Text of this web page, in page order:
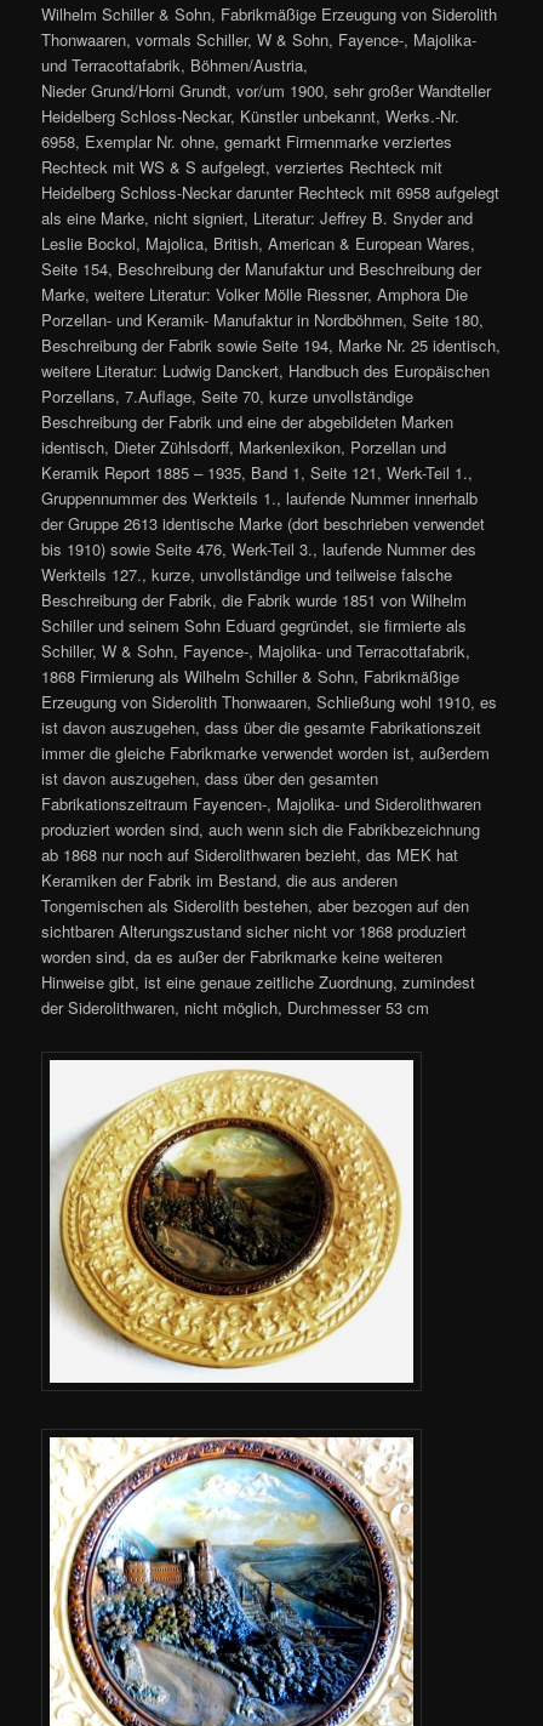
Wilhelm Schiller & Sohn, Fabrikmäßige Erzeugung von Siderolith
Thonwaaren, vormals Schiller, W & Sohn, Fayence-, Majolika-
und Terracottafabrik, Böhmen/Austria,
Nieder Grund/Horni Grundt, vor/um 1900, sehr großer Wandteller
Heidelberg Schloss-Neckar, Künstler unbekannt, Werks.-Nr.
6958, Exemplar Nr. ohne, gemarkt Firmenmarke verziertes
Rechteck mit WS & S aufgelegt, verziertes Rechteck mit
Heidelberg Schloss-Neckar darunter Rechteck mit 6958 aufgelegt
als eine Marke, nicht signiert, Literatur: Jeffrey B. Snyder and
Leslie Bockol, Majolica, British, American & European Wares,
Seite 154, Beschreibung der Manufaktur und Beschreibung der
Marke, weitere Literatur: Volker Mölle Riessner, Amphora Die
Porzellan- und Keramik- Manufaktur in Nordböhmen, Seite 180,
Beschreibung der Fabrik sowie Seite 194, Marke Nr. 25 identisch,
weitere Literatur: Ludwig Danckert, Handbuch des Europäischen
Porzellans, 7.Auflage, Seite 70, kurze unvollständige
Beschreibung der Fabrik und eine der abgebildeten Marken
identisch, Dieter Zühlsdorff, Markenlexikon, Porzellan und
Keramik Report 1885 – 1935, Band 1, Seite 121, Werk-Teil 1.,
Gruppennummer des Werkteils 1., laufende Nummer innerhalb
der Gruppe 2613 identische Marke (dort beschrieben verwendet
bis 1910) sowie Seite 476, Werk-Teil 3., laufende Nummer des
Werkteils 127., kurze, unvollständige und teilweise falsche
Beschreibung der Fabrik, die Fabrik wurde 1851 von Wilhelm
Schiller und seinem Sohn Eduard gegründet, sie firmierte als
Schiller, W & Sohn, Fayence-, Majolika- und Terracottafabrik,
1868 Firmierung als Wilhelm Schiller & Sohn, Fabrikmäßige
Erzeugung von Siderolith Thonwaaren, Schließung wohl 1910, es
ist davon auszugehen, dass über die gesamte Fabrikationszeit
immer die gleiche Fabrikmarke verwendet worden ist, außerdem
ist davon auszugehen, dass über den gesamten
Fabrikationszeitraum Fayencen-, Majolika- und Siderolithwaren
produziert worden sind, auch wenn sich die Fabrikbezeichnung
ab 1868 nur noch auf Siderolithwaren bezieht, das MEK hat
Keramiken der Fabrik im Bestand, die aus anderen
Tongemischen als Siderolith bestehen, aber bezogen auf den
sichtbaren Alterungszustand sicher nicht vor 1868 produziert
worden sind, da es außer der Fabrikmarke keine weiteren
Hinweise gibt, ist eine genaue zeitliche Zuordnung, zumindest
der Siderolithwaren, nicht möglich, Durchmesser 53 cm